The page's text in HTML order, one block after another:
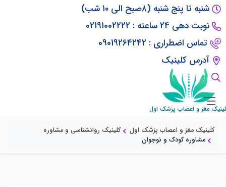
شنبه تا پنج شنبه (۸صبح الی ۱۰ شب)
نوبت دهی 24 ساعته : 02191002222
تماس اضطراری : 09019264242
آدرس کلینیک
مغز و اعصاب پزشک اول
مشاوره کودک و نوجوان
کلینیک مغز و اعصاب پزشک اول
کلینیک روانشناسی و مشاوره
مشاوره کودک و نوجوان